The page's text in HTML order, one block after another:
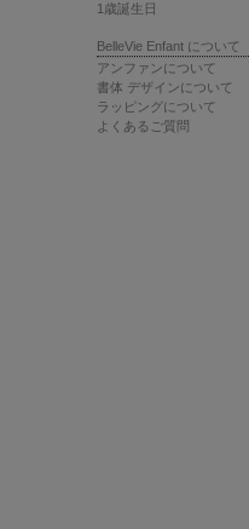
1歳誕生日
BelleVie Enfant について
アンファンについて
書体 デザインについて
ラッピングについて
よくあるご質問